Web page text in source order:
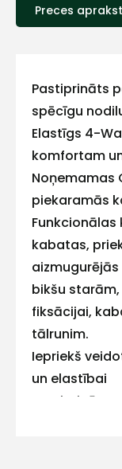
Preces
Pastiprināts
spēcīgu
Elastīgs 4-
komfortam
Noņemamas
piekaramās
kabatas,
bikšu
fiksācijai,
tālrunim.
Iepriekš
un elastībai